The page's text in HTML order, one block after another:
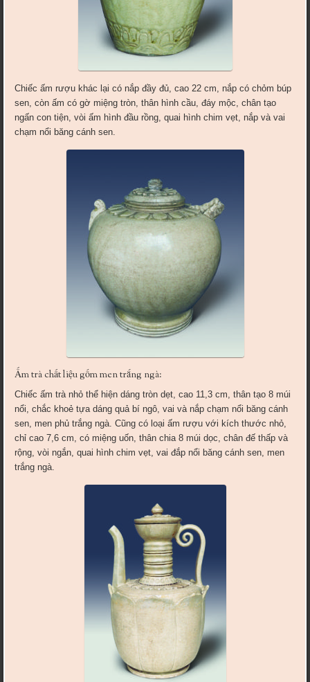
Chiếc ấm rượu khác lại có nắp đầy đủ, cao 22 cm, nắp có chỏm búp
sen, còn ấm có gờ miệng tròn, thân hình cầu, đáy mộc, chân tạo
ngấn con tiện, vòi ấm hình đầu rồng, quai hình chim vẹt, nắp và vai
chạm nổi băng cánh sen.
Ấm trà chất liệu gốm men trắng ngà:
Chiếc ấm trà nhỏ thể hiện dáng tròn dẹt, cao 11,3 cm, thân tạo 8 múi
nổi, chắc khoẻ tựa dáng quả bí ngô, vai và nắp chạm nổi băng cánh
sen, men phủ trắng ngà. Cũng có loại ấm rượu với kích thước nhỏ,
chỉ cao 7,6 cm, có miệng uốn, thân chia 8 múi dọc, chân đế thấp và
rộng, vòi ngắn, quai hình chim vẹt, vai đắp nổi băng cánh sen, men
trắng ngà.